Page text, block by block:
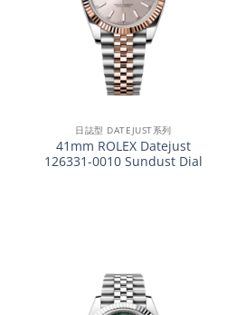
日誌型 DATEJUST系列
41mm ROLEX Datejust
126331-0010 Sundust Dial